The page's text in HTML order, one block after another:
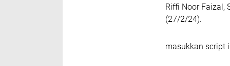
Riffi Noor Faizal,
(27/2/24).
masukkan script